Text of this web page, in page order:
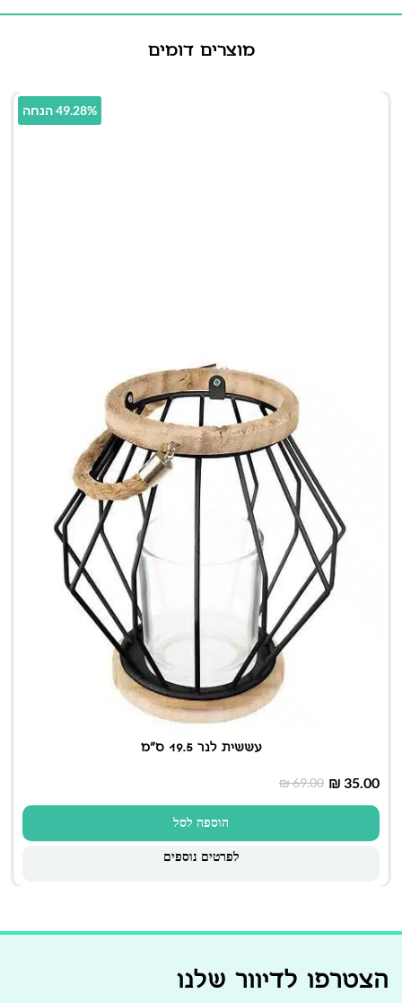
מוצרים דומים
49.28% הנחה
עששית לנר 19.5 ס"מ
₪69.00 ₪ 35.00
הוספה לסל
לפרטים נוספים
הצטרפו לדיוור שלנו